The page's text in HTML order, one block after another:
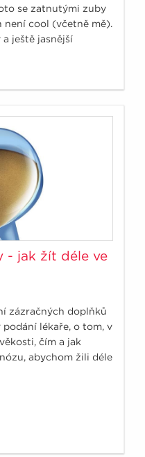
se zatnutými zuby
není cool (včetně mě).
ještě jasnější
- jak žít déle ve
zázračných doplňků
lékaře, o tom, v
čím a jak
abychom žili déle